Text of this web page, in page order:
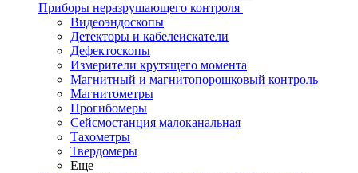
Приборы неразрушающего контроля
Видеоэндоскопы
Детекторы и кабелеискатели
Дефектоскопы
Измерители крутящего момента
Магнитный и магнитопорошковый контроль
Магнитометры
Прогибомеры
Сейсмостанция малоканальная
Тахометры
Твердомеры
Еще